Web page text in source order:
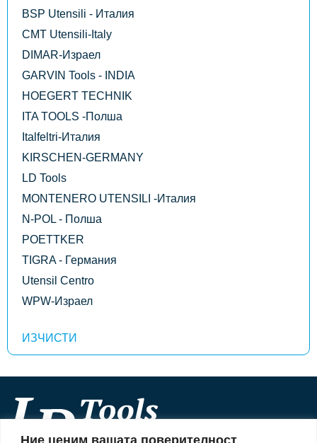
Ние ценим вашата поверителност
BSP Utensili - Италия
CMT Utensili-Italy
DIMAR-Израел
GARVIN Tools - INDIA
HOEGERT TECHNIK
ITA TOOLS -Полша
Italfeltri-Италия
KIRSCHEN-GERMANY
LD Tools
MONTENERO UTENSILI -Италия
N-POL - Полша
POETTKER
TIGRA - Германия
Utensil Centro
WPW-Израел